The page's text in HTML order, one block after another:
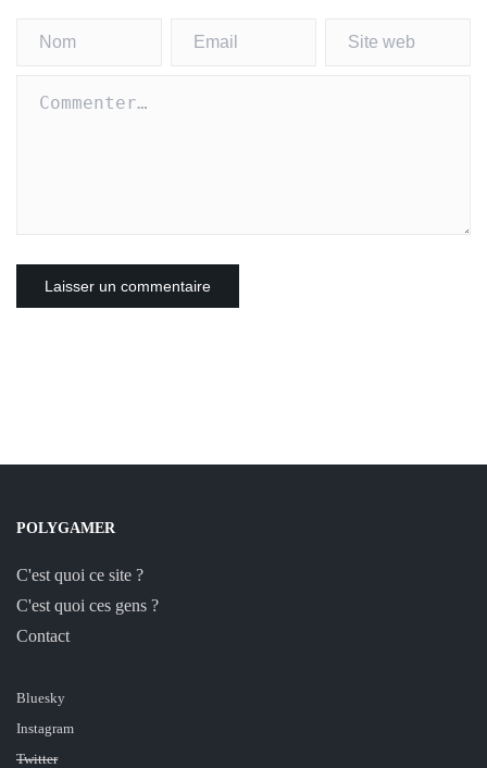
POLYGAMER
C'est quoi ce site ?
C'est quoi ces gens ?
Contact
Bluesky
Instagram
Twitter